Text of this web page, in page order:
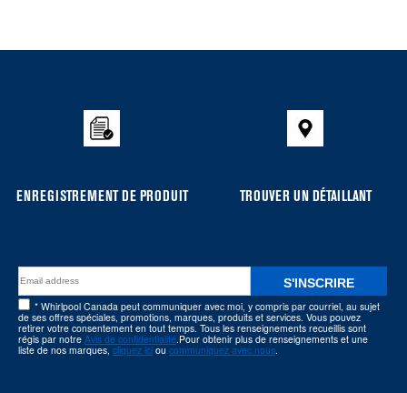
you
the
end
ENREGISTREMENT DE PRODUIT TROUVER UN DÉTAILLANT
S'INSCRIRE
* Whirlpool Canada peut communiquer avec moi, y compris par courriel, au sujet
de ses offres spéciales, promotions, marques, produits et services. Vous pouvez
retirer votre consentement en tout temps. Tous les renseignements recueillis sont
régis par notre Avis de confidentialité.Pour obtenir plus de renseignements et une
liste de nos marques, cliquez ici ou communiquez avec nous.